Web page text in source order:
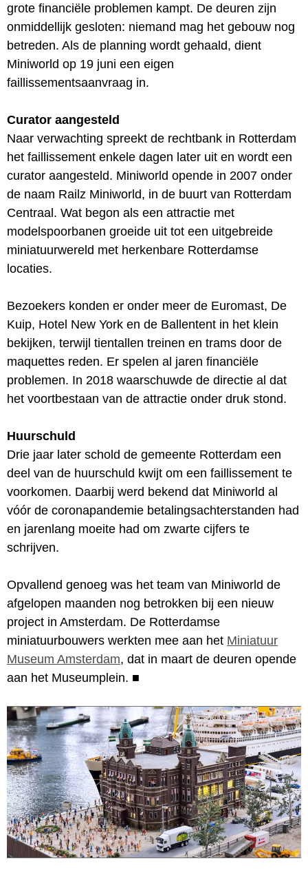
grote financiële problemen kampt. De deuren zijn
onmiddellijk gesloten: niemand mag het gebouw nog
betreden. Als de planning wordt gehaald, dient
Miniworld op 19 juni een eigen
faillissementsaanvraag in.
Curator aangesteld
Naar verwachting spreekt de rechtbank in Rotterdam
het faillissement enkele dagen later uit en wordt een
curator aangesteld. Miniworld opende in 2007 onder
de naam Railz Miniworld, in de buurt van Rotterdam
Centraal. Wat begon als een attractie met
modelspoorbanen groeide uit tot een uitgebreide
miniatuurwereld met herkenbare Rotterdamse
locaties.
Bezoekers konden er onder meer de Euromast, De
Kuip, Hotel New York en de Ballentent in het klein
bekijken, terwijl tientallen treinen en trams door de
maquettes reden. Er spelen al jaren financiële
problemen. In 2018 waarschuwde de directie al dat
het voortbestaan van de attractie onder druk stond.
Huurschuld
Drie jaar later schold de gemeente Rotterdam een
deel van de huurschuld kwijt om een faillissement te
voorkomen. Daarbij werd bekend dat Miniworld al
vóór de coronapandemie betalingsachterstanden had
en jarenlang moeite had om zwarte cijfers te
schrijven.
Opvallend genoeg was het team van Miniworld de
afgelopen maanden nog betrokken bij een nieuw
project in Amsterdam. De Rotterdamse
miniatuurbouwers werkten mee aan het Miniatuur
Museum Amsterdam, dat in maart de deuren opende
aan het Museumplein. ■